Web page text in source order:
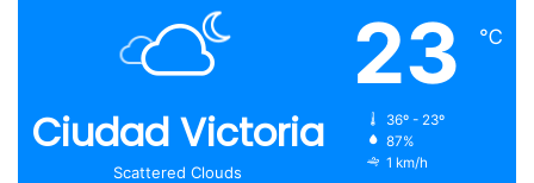
Ciudad Victoria
Scattered Clouds
23 ℃
36º - 23º
87%
1 km/h